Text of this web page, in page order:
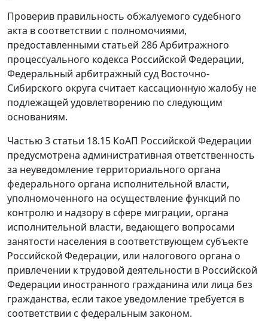
Проверив правильность обжалуемого судебного
акта в соответствии с полномочиями,
предоставленными статьей 286Арбитражного
процессуального кодекса Российской Федерации,
Федеральный арбитражный суд Восточно-
Сибирского округа считает кассационную жалобу не
подлежащей удовлетворению по следующим
основаниям.
Частью 3 статьи 18.15 КоАП Российской Федерации
предусмотрена административная ответственность
за неуведомление территориального органа
федерального органа исполнительной власти,
уполномоченного на осуществление функций по
контролю и надзору в сфере миграции, органа
исполнительной власти, ведающего вопросами
занятости населения в соответствующем субъекте
Российской Федерации, или налогового органа о
привлечении к трудовой деятельности в Российской
Федерации иностранного гражданина или лица без
гражданства, если такое уведомление требуется в
соответствии с федеральным законом.